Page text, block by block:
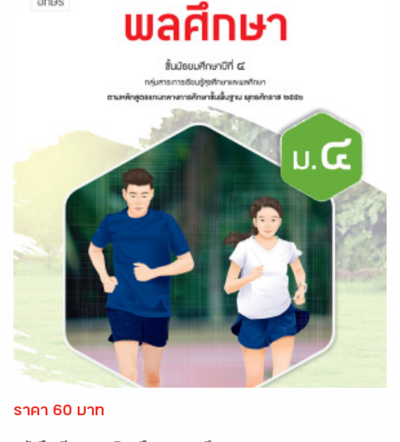
ราคา 60 บาท